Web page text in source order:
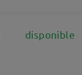
disponible